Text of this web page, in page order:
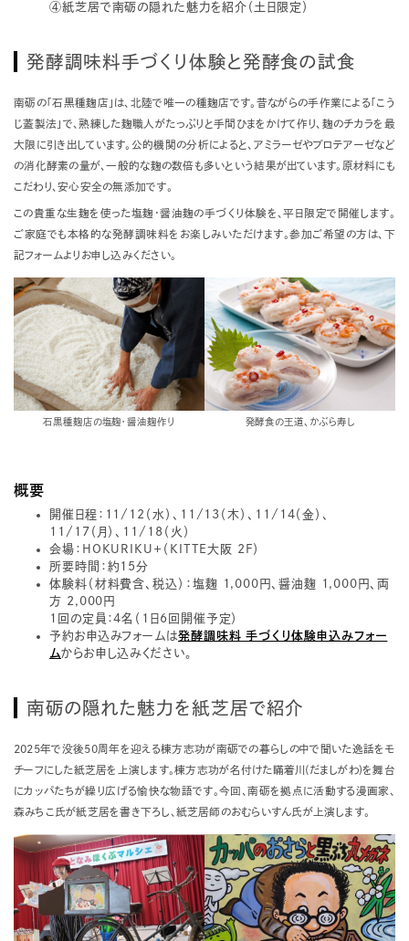
④紙芝居で南砺の隠れた魅力を紹介（土日限定）
発酵調味料手づくり体験と発酵食の試食
南砺の「石黒種麹店」は、北陸で唯一の種麹店です。昔ながらの手作業による「こう
じ蓋製法」で、熟練した麹職人がたっぷりと手間ひまをかけて作り、麹のチカラを最
大限に引き出しています。公的機関の分析によると、アミラーゼやプロテアーゼなど
の消化酵素の量が、一般的な麹の数倍も多いという結果が出ています。原材料にも
こだわり、安心安全の無添加です。
この貴重な生麹を使った塩麹・醤油麹の手づくり体験を、平日限定で開催します。
ご家庭でも本格的な発酵調味料をお楽しみいただけます。参加ご希望の方は、下
記フォームよりお申し込みください。
石黒種麹店の塩麹・醤油麹作り 発酵食の王道、かぶら寿し
概要
開催日程：11/12（水）、11/13（木）、11/14（金）、
11/17（月）、11/18（火）
会場：HOKURIKU+（KITTE大阪 2F）
所要時間：約15分
体験料（材料費含、税込）：塩麹 1,000円、醤油麹 1,000円、両
方 2,000円
1回の定員：4名（1日6回開催予定）
予約お申込みフォームは発酵調味料 手づくり体験申込みフォー
ムからお申し込みください。
南砺の隠れた魅力を紙芝居で紹介
2025年で没後50周年を迎える棟方志功が南砺での暮らしの中で聞いた逸話をモ
チーフにした紙芝居を上演します。棟方志功が名付けた瞞着川(だましがわ)を舞台
にカッパたちが繰り広げる愉快な物語です。今回、南砺を拠点に活動する漫画家、
森みちこ氏が紙芝居を書き下ろし、紙芝居師のおむらいすん氏が上演します。